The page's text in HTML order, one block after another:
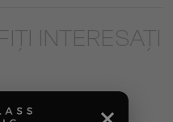
INTERESAȚI